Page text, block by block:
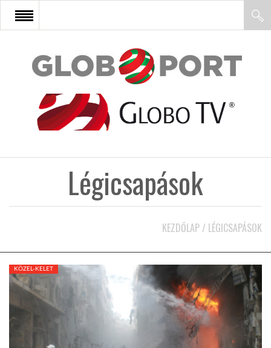
FŐOLDAL
AFRIKA
KÖZEL-KELET
Légicsapások
KEZDŐLAP / LÉGICSAPÁSOK
KÖZEL-KELET